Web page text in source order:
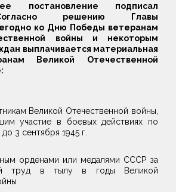
постановление подписал
решению Главы
ко Дню Победы ветеранам
войны и некоторым
выплачивается материальная
Великой Отечественной
Великой Отечественной войны,
участие в боевых действиях по
3 сентября 1945 г.
орденами или медалями СССР за
труд в тылу в годы Великой